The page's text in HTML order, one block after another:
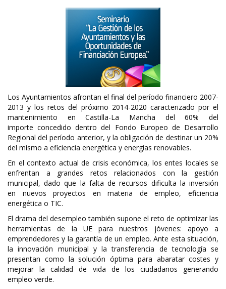
Los Ayuntamientos afrontan el final del período financiero 2007-
2013 y los retos del próximo 2014-2020 caracterizado por el
mantenimiento en Castilla-La Mancha del 60% del
importe concedido dentro del Fondo Europeo de Desarrollo
Regional del período anterior, y la obligación de destinar un 20%
del mismo a eficiencia energética y energías renovables.
En el contexto actual de crisis económica, los entes locales se
enfrentan a grandes retos relacionados con la gestión
municipal, dado que la falta de recursos dificulta la inversión
en nuevos proyectos en materia de empleo, eficiencia
energética o TIC.
El drama del desempleo también supone el reto de optimizar las
herramientas de la UE para nuestros jóvenes: apoyo a
emprendedores y la garantía de un empleo. Ante esta situación,
la innovación municipal y la transferencia de tecnología se
presentan como la solución óptima para abaratar costes y
mejorar la calidad de vida de los ciudadanos generando
empleo verde.